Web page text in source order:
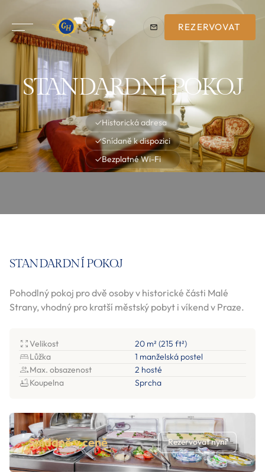
REZERVOVAT
STANDARDNÍ POKOJ
✓Historická adresa
✓Snídaně k dispozici
✓Bezplatné Wi-Fi
STANDARDNÍ POKOJ
Pohodlný pokoj pro dvě osoby v historické části Malé
Strany, vhodný pro kratší městský pobyt i víkend v Praze.
Velikost
20 m² (215 ft²)
Lůžka
1 manželská postel
Max. obsazenost
2 hosté
Koupelna
Sprcha
Snídaně v ceně Rezervovat nyní